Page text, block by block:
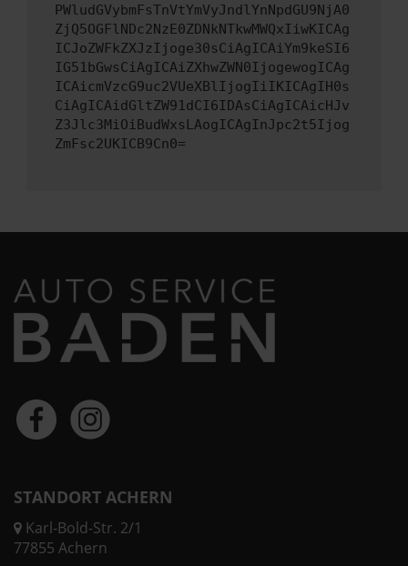
PWludGVybmFsTnVtYmVyJndlYnNpdGU9NjA0
ZjQ5OGFlNDc2NzE0ZDNkNTkwMWQxIiwKICAg
ICJoZWFkZXJzIjoge30sCiAgICAiYm9keSI6
IG51bGwsCiAgICAiZXhwZWN0IjogewogICAg
ICAicmVzcG9uc2VUeXBlIjogIiIKICAgIH0s
CiAgICAidGltZW91dCI6IDAsCiAgICAicHJv
Z3Jlc3MiOiBudWxsLAogICAgInJpc2t5Ijog
ZmFsc2UKICB9Cn0=
STANDORT ACHERN
Karl-Bold-Str. 2/1
77855 Achern